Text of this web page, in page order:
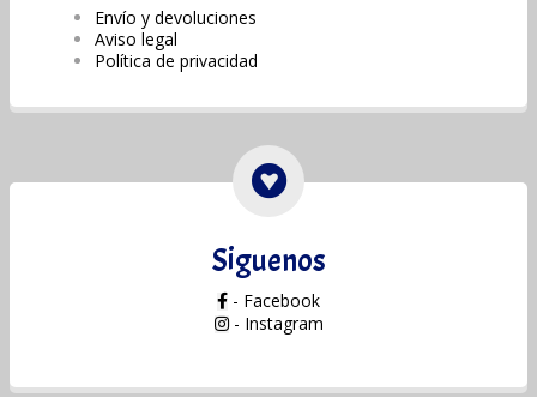
Envío y devoluciones
Aviso legal
Política de privacidad
Siguenos
- Facebook
- Instagram